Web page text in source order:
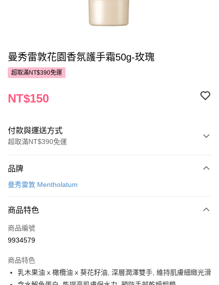
曼秀雷敦花園香氛護手霜50g-玫瑰
超取滿NT$390免運
NT$150
付款與運送方式
超取滿NT$390免運
POYA支付
超商取貨付款
LINE Pay
街口支付
悠遊付
品牌
曼秀雷敦 Mentholatum
商品特色
商品編號
9934579
商品特色
乳木果油 x 橄欖油 x 葵花籽油, 深層潤澤雙手, 維持肌膚細緻光滑